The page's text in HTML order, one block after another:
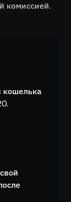
комиссией.
кошелька